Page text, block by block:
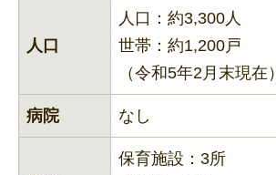
人口
人口：約3,300人
世帯：約1,200戸
（令和5年2月末現在）
病院 なし
保育施設：3所